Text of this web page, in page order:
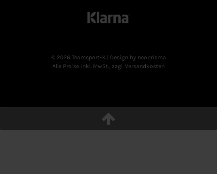
Klarn
© 2026 Teamsport-X
| Design by neoprisma
Alle Preise inkl. MwSt., zzgl. Versandkosten